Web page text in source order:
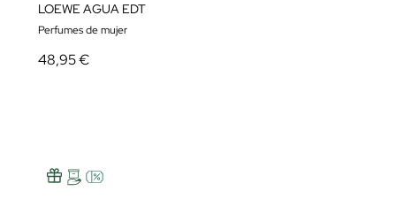
LOEWE AGUA EDT
Perfumes de mujer
48,95 €